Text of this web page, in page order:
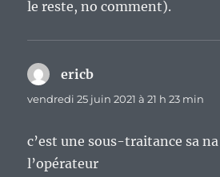
le reste, no comment).
ericb
vendredi 25 juin 2021 à 21 h 23 min
c’est une sous-traitance sa
l’opérateur